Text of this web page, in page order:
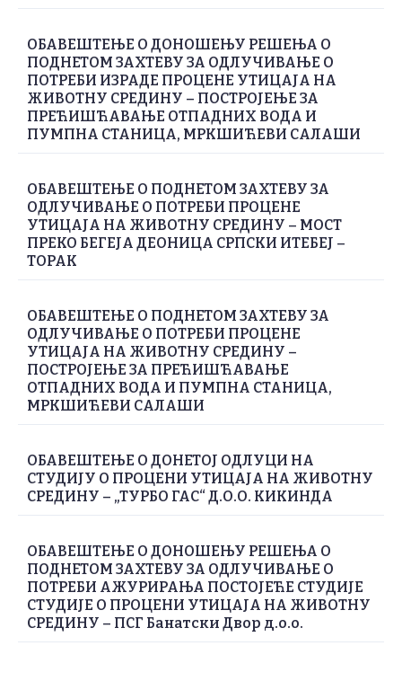
ОБАВЕШТЕЊЕ О ДОНОШЕЊУ РЕШЕЊА О
ПОДНЕТОМ ЗАХТЕВУ ЗА ОДЛУЧИВАЊЕ О
ПОТРЕБИ ИЗРАДЕ ПРОЦЕНЕ УТИЦАЈА НА
ЖИВОТНУ СРЕДИНУ – ПОСТРОЈЕЊЕ ЗА
ПРЕЋИШЋАВАЊЕ ОТПАДНИХ ВОДА И
ПУМПНА СТАНИЦА, МРКШИЋЕВИ САЛАШИ
ОБАВЕШТЕЊЕ О ПОДНЕТОМ ЗАХТЕВУ ЗА
ОДЛУЧИВАЊЕ О ПОТРЕБИ ПРОЦЕНЕ
УТИЦАЈА НА ЖИВОТНУ СРЕДИНУ – МОСТ
ПРЕКО БЕГЕЈА ДЕОНИЦА СРПСКИ ИТЕБЕЈ –
ТОРАК
ОБАВЕШТЕЊЕ О ПОДНЕТОМ ЗАХТЕВУ ЗА
ОДЛУЧИВАЊЕ О ПОТРЕБИ ПРОЦЕНЕ
УТИЦАЈА НА ЖИВОТНУ СРЕДИНУ –
ПОСТРОЈЕЊЕ ЗА ПРЕЋИШЋАВАЊЕ
ОТПАДНИХ ВОДА И ПУМПНА СТАНИЦА,
МРКШИЋЕВИ САЛАШИ
ОБАВЕШТЕЊЕ О ДОНЕТОЈ ОДЛУЦИ НА
СТУДИЈУ О ПРОЦЕНИ УТИЦАЈА НА ЖИВОТНУ
СРЕДИНУ – „ТУРБО ГАС“ Д.О.О. КИКИНДА
ОБАВЕШТЕЊЕ О ДОНОШЕЊУ РЕШЕЊА О
ПОДНЕТОМ ЗАХТЕВУ ЗА ОДЛУЧИВАЊЕ О
ПОТРЕБИ АЖУРИРАЊА ПОСТОЈЕЋЕ СТУДИЈЕ
СТУДИЈЕ О ПРОЦЕНИ УТИЦАЈА НА ЖИВОТНУ
СРЕДИНУ – ПСГ Банатски Двор д.о.о.